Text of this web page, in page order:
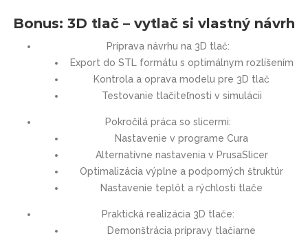
Bonus: 3D tlač – vytlač si vlastný návrh
Príprava návrhu na 3D tlač:
Export do STL formátu s optimálnym rozlíšením
Kontrola a oprava modelu pre 3D tlač
Testovanie tlačiteľnosti v simulácii
Pokročilá práca so slicermi:
Nastavenie v programe Cura
Alternatívne nastavenia v PrusaSlicer
Optimalizácia výplne a podporných štruktúr
Nastavenie teplôt a rýchlosti tlače
Praktická realizácia 3D tlače:
Demonštrácia prípravy tlačiarne